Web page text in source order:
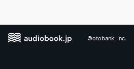
©otobank, Inc.